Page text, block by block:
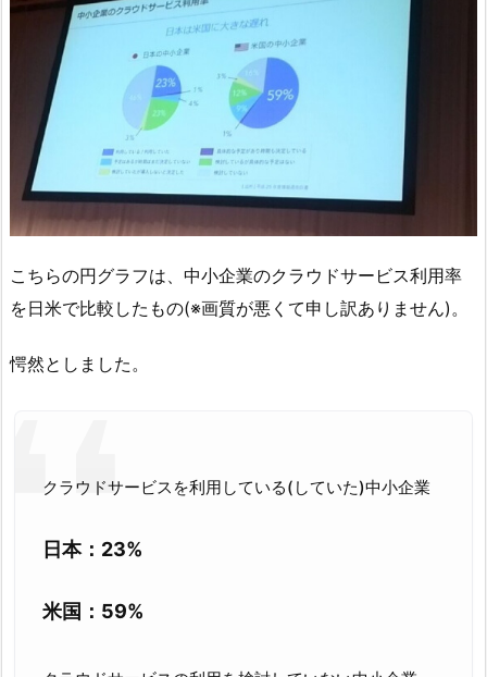
こちらの円グラフは、中小企業のクラウドサービス利用率
を日米で比較したもの(※画質が悪くて申し訳ありません)。
愕然としました。
クラウドサービスを利用している(していた)中小企業
日本：23%
米国：59%